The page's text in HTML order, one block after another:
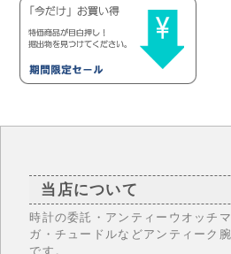
当店について
時計の委託・アンティーウオッチ
ガ・チュードルなどアンティーク
です。